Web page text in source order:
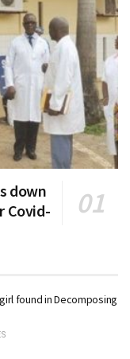
down
Covid-
found in Decomposing